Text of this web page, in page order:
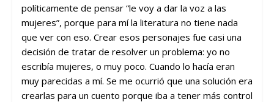
políticamente de pensar “le voy a dar la voz a las
mujeres”, porque para mí la literatura no tiene nada
que ver con eso. Crear esos personajes fue casi una
decisión de tratar de resolver un problema: yo no
escribía mujeres, o muy poco. Cuando lo hacía eran
muy parecidas a mí. Se me ocurrió que una solución era
crearlas para un cuento porque iba a tener más control